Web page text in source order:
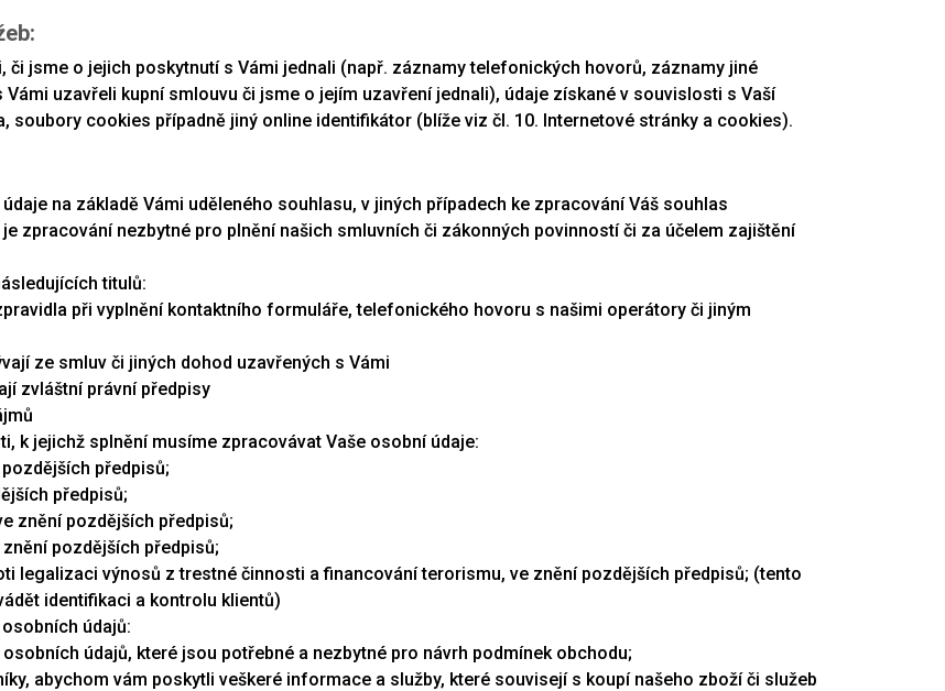
či jsme o jejich poskytnutí s Vámi jednali (např. záznamy telefonických hovorů, záznamy jiné
uzavřeli kupní smlouvu či jsme o jejím uzavření jednali), údaje získané v souvislosti s Vaší
soubory cookies případně jiný online identifikátor (blíže viz čl. 10. Internetové stránky a cookies).
na základě Vámi uděleného souhlasu, v jiných případech ke zpracování Váš souhlas
zpracování nezbytné pro plnění našich smluvních či zákonných povinností či za účelem zajištění
titulů:
při vyplnění kontaktního formuláře, telefonického hovoru s našimi operátory či jiným
ze smluv či jiných dohod uzavřených s Vámi
zvláštní právní předpisy
k jejichž splnění musíme zpracovávat Vaše osobní údaje:
předpisů;
předpisů;
znění pozdějších předpisů;
pozdějších předpisů;
legalizaci výnosů z trestné činnosti a financování terorismu, ve znění pozdějších předpisů; (tento
identifikaci a kontrolu klientů)
údajů:
údajů, které jsou potřebné a nezbytné pro návrh podmínek obchodu;
abychom vám poskytli veškeré informace a služby, které souvisejí s koupí našeho zboží či služeb